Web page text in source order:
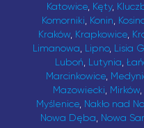
Katowice, Kęty,
Komorniki, Konin,
Kraków, Krapkowice,
Limanowa, Lipno, Lisia
Luboń, Lutynia,
Marcinkowice,
Mazowiecki, Mirków,
Myślenice, Nakło nad
Nowa Dęba, Nowa